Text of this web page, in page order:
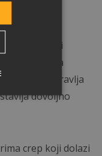
će biti
paleta sa
kojih se upravlja
dovoljno
crep koji dolazi